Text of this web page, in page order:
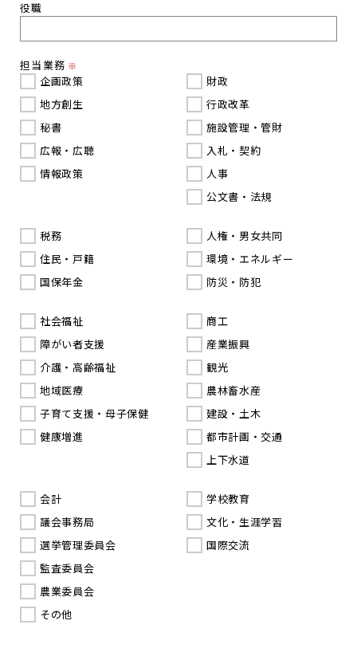
役職
担当業務 ※
企画政策
地方創生
秘書
広報・広聴
情報政策
財政
行政改革
施設管理・管財
入札・契約
人事
公文書・法規
税務
住民・戸籍
国保年金
人権・男女共同
環境・エネルギー
防災・防犯
社会福祉
障がい者支援
介護・高齢福祉
地域医療
子育て支援・母子保健
健康増進
商工
産業振興
観光
農林畜水産
建設・土木
都市計画・交通
上下水道
会計
議会事務局
選挙管理委員会
監査委員会
農業委員会
その他
学校教育
文化・生涯学習
国際交流